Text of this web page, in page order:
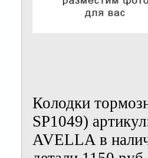
Колодки
SP1049)
AVELLA в